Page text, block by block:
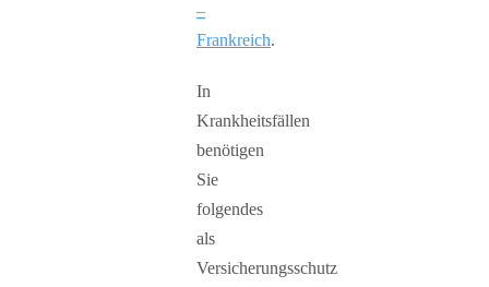
–
Frankreich.
In
Krankheitsfällen
benötigen
Sie
folgendes
als
Versicherungsschutz